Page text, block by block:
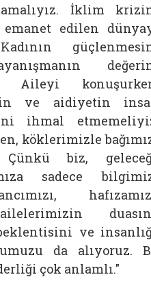
İklim
edilen
Aileyi
ve aidiyetin
ihmal
köklerimizle
Çünkü biz,
sadece
ailelerimizin
ve
da alıyoruz.
çok anlamlı."